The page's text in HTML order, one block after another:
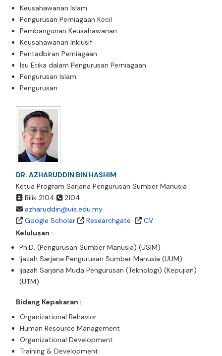
Keusahawanan Islam
Pengurusan Perniagaan Kecil
Pembangunan Keusahawanan
Keusahawanan Inklusif
Pentadbiran Perniagaan
Isu Etika dalam Pengurusan Perniagaan
Pengurusan Islam
Pengurusan
DR. AZHARUDDIN BIN HASHIM
Ketua Program Sarjana Pengurusan Sumber Manusia
Bilik 2104
2104
azharuddin@uis.edu.my
Google Scholar
Researchgate
CV
Kelulusan :
Ph.D. (Pengurusan Sumber Manusia) (USIM)
Ijazah Sarjana Pengurusan Sumber Manusia (UUM)
Ijazah Sarjana Muda Pengurusan (Teknologi) (Kepujian)
(UTM)
Bidang Kepakaran :
Organizational Behavior
Human Resource Management
Organizational Development
Training & Development